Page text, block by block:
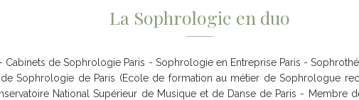
La Sophrologie en duo
de Sophrologie Paris - Sophrologie en Entreprise Paris -
Sophrologie de Paris (Ecole de formation au métier de Sophrologue
National Supérieur de Musique et de Danse de Paris - Membre